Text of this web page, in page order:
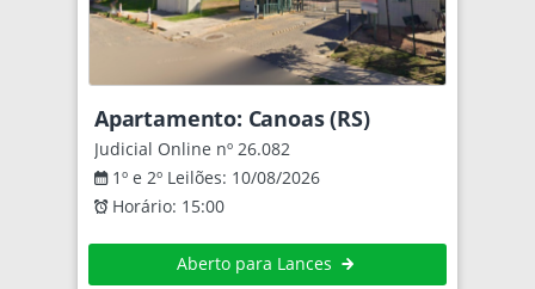
Apartamento: Canoas (RS)
Judicial Online nº 26.082
1º e 2º Leilões: 10/08/2026
Horário: 15:00
Aberto para Lances